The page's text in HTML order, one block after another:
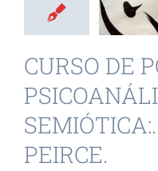
CON
de Posgrado
CURSO DE
PEIRCE.